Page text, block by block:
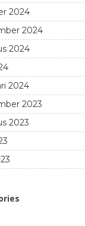
2024
2024
2024
2024
2023
2023